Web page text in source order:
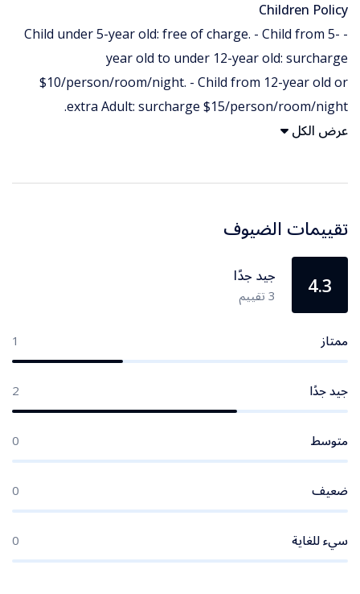
Children Policy
- Child under 5-year old: free of charge. - Child from 5-
year old to under 12-year old: surcharge
$10/person/room/night. - Child from 12-year old or
extra Adult: surcharge $15/person/room/night.
عرض الكل
تقييمات الضيوف
4.3 جيد جدًا
3 تقييم
ممتاز 1
جيد جدًا 2
متوسط 0
ضعيف 0
سيء للغاية 0